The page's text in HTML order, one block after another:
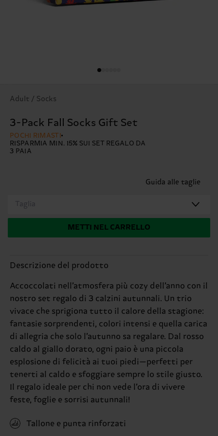
Adult / Socks
3-Pack Fall Socks Gift Set
POCHI RIMASTI
RISPARMIA MIN. 15% SUI SET REGALO DA
3 PAIA
Guida alle taglie
Taglia
METTI NEL CARRELLO
Descrizione del prodotto
Accoccolati nell’atmosfera più cozy dell’anno con il
nostro set regalo di 3 calzini autunnali. Un trio
vivace che sprigiona tutto il calore della stagione:
fantasie sorprendenti, colori intensi e quella carica
di allegria che solo l’autunno sa regalare. Dal rosso
caldo al giallo dorato, ogni paio è una piccola
esplosione di felicità ai tuoi piedi—perfetti per
tenerti al caldo e sfoggiare sempre lo stile giusto.
Il regalo ideale per chi non vede l’ora di vivere
feste, foglie e sorrisi autunnali!
Tallone e punta rinforzati